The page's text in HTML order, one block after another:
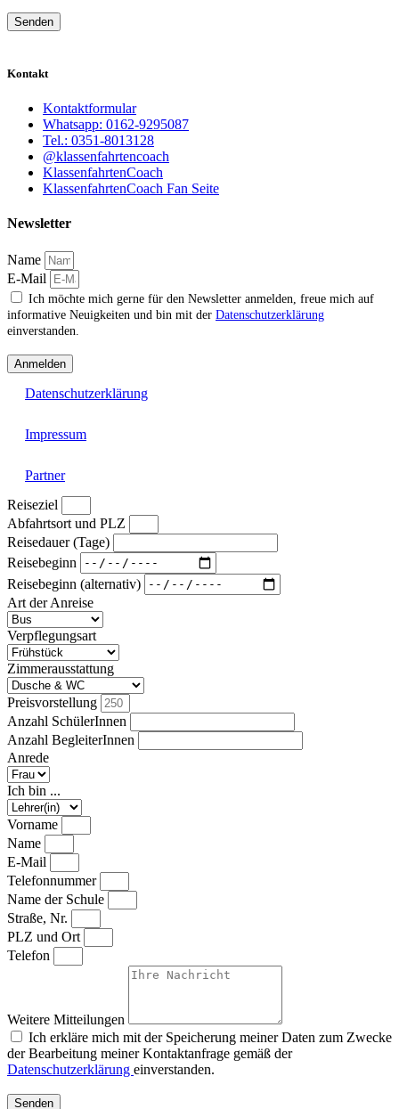
Senden
Kontakt
Kontaktformular
Whatsapp: 0162-9295087
Tel.: 0351-8013128
@klassenfahrtencoach
KlassenfahrtenCoach
KlassenfahrtenCoach Fan Seite
Newsletter
Name
E-Mail
Ich möchte mich gerne für den Newsletter anmelden, freue mich auf
informative Neuigkeiten und bin mit der Datenschutzerklärung
einverstanden.
Anmelden
Datenschutzerklärung
Impressum
Partner
Reiseziel
Abfahrtsort und PLZ
Reisedauer (Tage)
Reisebeginn
Reisebeginn (alternativ)
Art der Anreise
Verpflegungsart
Zimmerausstattung
Preisvorstellung
Anzahl SchülerInnen
Anzahl BegleiterInnen
Anrede
Ich bin ...
Vorname
Name
E-Mail
Telefonnummer
Name der Schule
Straße, Nr.
PLZ und Ort
Telefon
Weitere Mitteilungen
Ich erkläre mich mit der Speicherung meiner Daten zum Zwecke
der Bearbeitung meiner Kontaktanfrage gemäß der
Datenschutzerklärung einverstanden.
Senden